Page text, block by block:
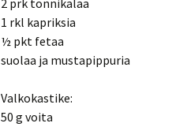
2 prk tonnikalaa
1 rkl kapriksia
½ pkt fetaa
suolaa ja mustapippuria
Valkokastike:
50 g voita